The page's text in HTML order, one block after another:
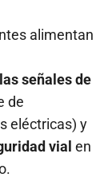
alimentan
señales de
de
eléctricas) y
vial en